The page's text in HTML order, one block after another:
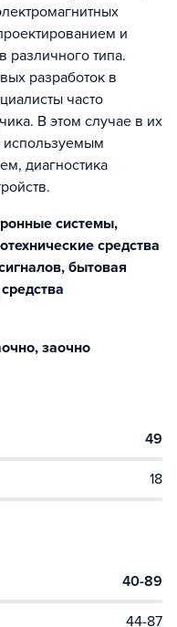
и
различного типа.
разработок в
часто
В этом случае в их
используемым
диагностика
системы,
средства
бытовая
заочно
49
18
40-89
44-87